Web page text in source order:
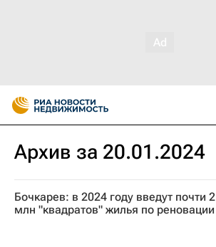
Архив за 20.01.2024
Бочкарев: в 2024 году введут почти 2
млн "квадратов" жилья по реновации